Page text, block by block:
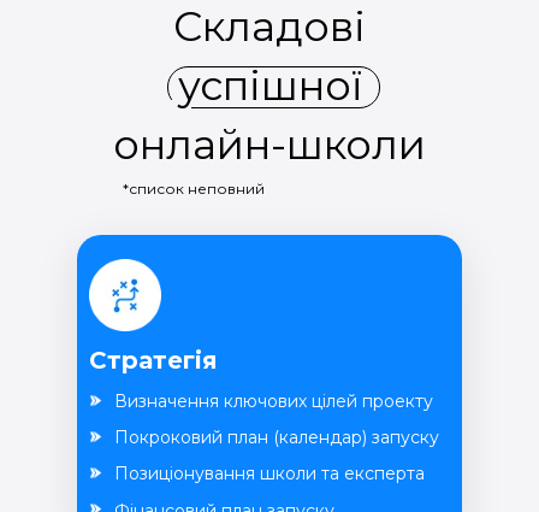
*список неповний
Складові
успішної
онлайн-школи
Стратегія
Визначення ключових цілей проекту
Позиціонування школи та експерта
Покроковий план (календар) запуску